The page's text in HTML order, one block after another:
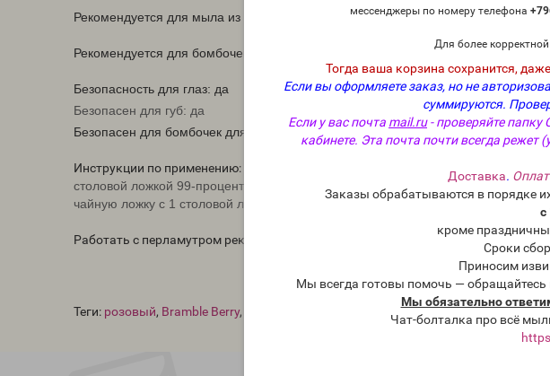
мессенджеры по номеру телефона
Для более
Тогда ваша корзина сохранится,
Если вы оформляете заказ, но не
суммируются.
Если у вас почта mail.ru- проверяйте папку
кабинете. Эта почта почти всегда режет
Доставка.
Заказы обрабатываются в порядке
с
кроме
Сроки
Приносим
Мы всегда готовы помочь — обращайтесь
Мы обязательно
Чат-болталка про всё
Рекомендуется для мыла из основы: да
Рекомендуется для бомбочек для ванны: да
Безопасность для глаз: да
Безопасен для губ: да
Безопасен для бомбочек для ванны: да
Инструкции по применению:
Начните примерно с 0,25 чайной ложки на 450 г.
столовой ложкой 99-процентного изопропилового спирта.
Добавьте 0,5 ч. л.
чайную ложку с 1 столовой ложкой легкого масла.
Добавьте 1 ч. л.
Работать с перламутром рекомендуется с осторожностью, избегать
Теги: розовый, Bramble Berry,